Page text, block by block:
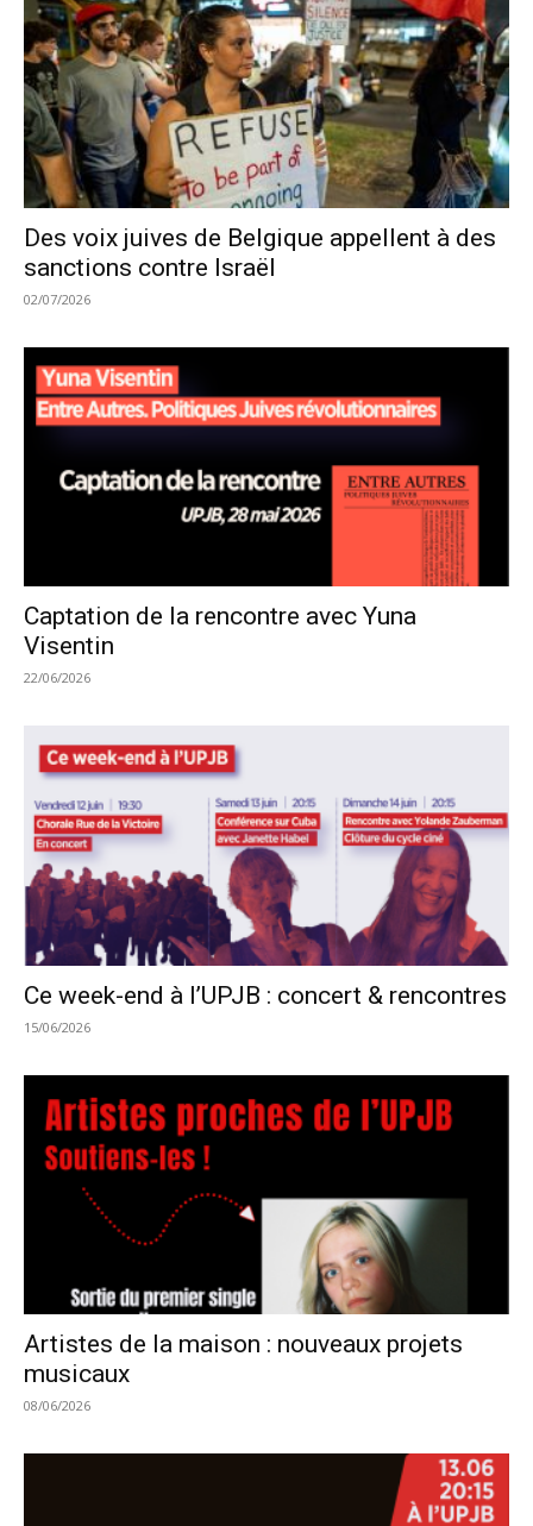
Des voix juives de Belgique appellent à des
sanctions contre Israël
02/07/2026
Captation de la rencontre avec Yuna
Visentin
22/06/2026
Ce week-end à l’UPJB : concert & rencontres
15/06/2026
Artistes de la maison : nouveaux projets
musicaux
08/06/2026